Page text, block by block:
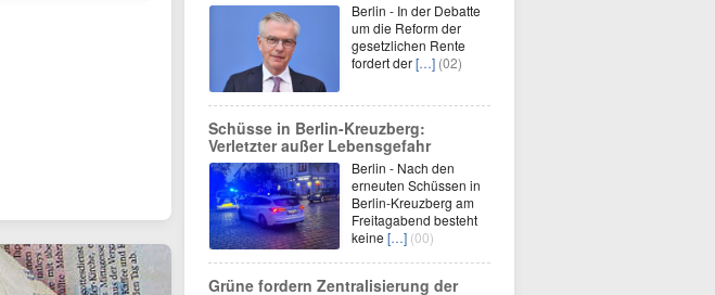
Berlin - In der Debatte
um die Reform der
gesetzlichen Rente
fordert der[…] (02)
Schüsse in Berlin-Kreuzberg:
Verletzter außer Lebensgefahr
Berlin - Nach den
erneuten Schüssen in
Berlin-Kreuzberg am
Freitagabend besteht
keine […] (00)
Grüne fordern Zentralisierung der